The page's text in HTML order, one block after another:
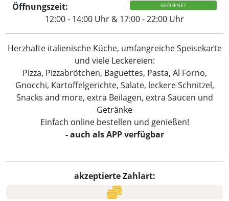
Öffnungszeit: GEÖFFNET
12:00 - 14:00 Uhr & 17:00 - 22:00 Uhr
Herzhafte italienische Küche, umfangreiche Speisekarte
und viele Leckereien:
Pizza, Pizzabrötchen, Baguettes, Pasta, Al Forno,
Gnocchi, Kartoffelgerichte, Salate, leckere Schnitzel,
Snacks and more, extra Beilagen, extra Saucen und
Getränke
Einfach online bestellen und genießen!
- auch als APP verfügbar
akzeptierte Zahlart: